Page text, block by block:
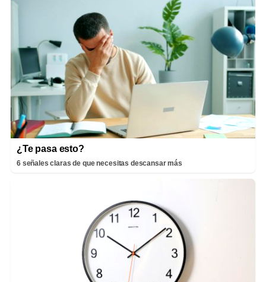
¿Te pasa esto?
6 señales claras de que necesitas descansar más